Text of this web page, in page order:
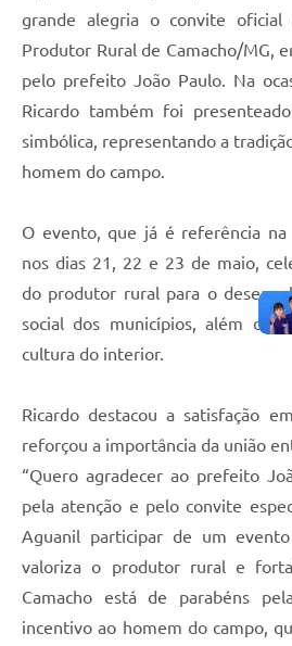
grande alegria o convite
Produtor Rural de Camacho/MG,
pelo prefeito João Paulo. Na
Ricardo também foi
simbólica, representando a
homem do campo.
O evento, que já é referência na
nos dias 21, 22 e 23 de maio,
do produtor rural para o
social dos municípios, além de
cultura do interior.
Ricardo destacou a satisfação
reforçou a importância da união
“Quero agradecer ao prefeito
pela atenção e pelo convite
Aguanil participar de um
valoriza o produtor rural e
Camacho está de parabéns
incentivo ao homem do campo,